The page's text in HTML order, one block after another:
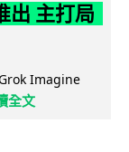
出 主打局
Imagine
全文